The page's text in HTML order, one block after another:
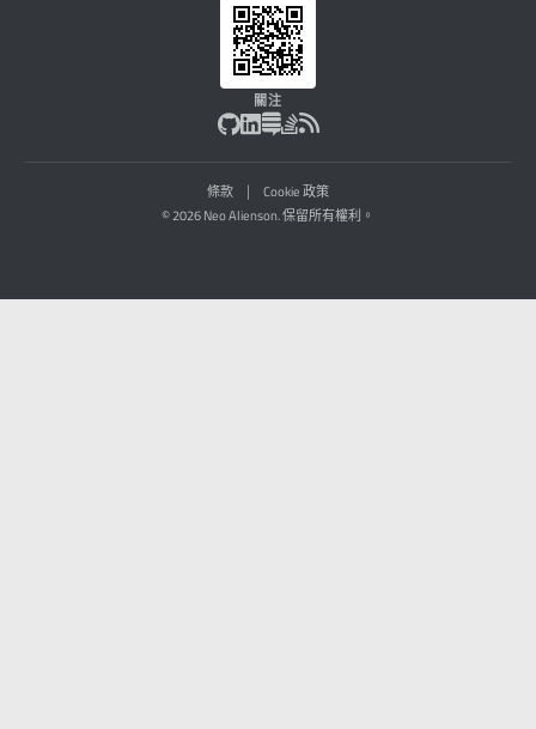
關注
條款 |
Cookie 政策
© 2026 Neo Alienson. 保留所有權利。